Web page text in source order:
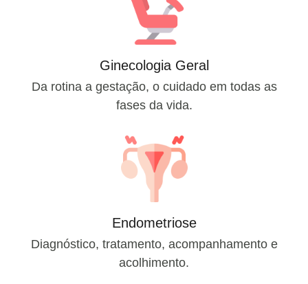
Ginecologia Geral
Da rotina a gestação, o cuidado em todas as
fases da vida.
Endometriose
Diagnóstico, tratamento, acompanhamento e
acolhimento.